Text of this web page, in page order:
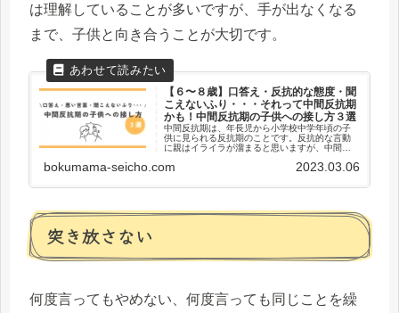
は理解していることが多いですが、手が出なくなる
まで、子供と向き合うことが大切です。
【６〜８歳】口答え・反抗的な態度・聞
こえないふり・・・それって中間反抗期
かも！中間反抗期の子供への接し方３選
中間反抗期は、年長児から小学校中学年頃の子
供に見られる反抗期のことです。反抗的な言動
に親はイライラが溜まると思いますが、中間反
だけで、心が軽くなります。子供の反抗的な態
頂きたいです。当ブログは、三兄弟・双子ママ
事のおすすめ情報を発信しています。
bokumama-seicho.com 2023.03.06
突き放さない
何度言ってもやめない、何度言っても同じことを繰